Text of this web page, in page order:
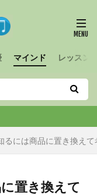
マインド レッスン
るには商品に置き換え
置き換えて